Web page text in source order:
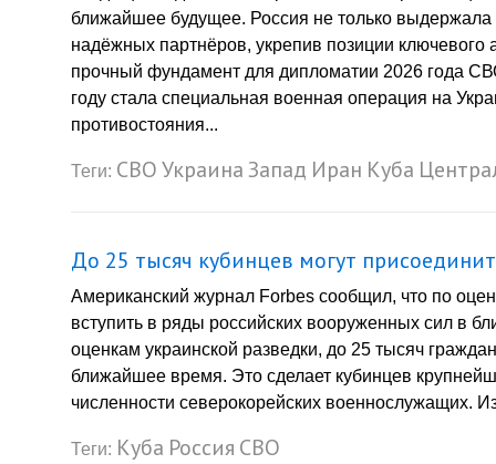
ближайшее будущее. Россия не только
надёжных партнёров, укрепив позиции
прочный фундамент для дипломатии 2026 года
году стала специальная военная операция на
противостояния...
Теги: СВОУкраина Запад Иран Куба
До 25 тысяч кубинцев могут
Американский журнал Forbes сообщил, что по
вступить в ряды российских вооруженных сил в
оценкам украинской разведки, до 25 тысяч
ближайшее время. Это сделает кубинцев
численности северокорейских военнослужащих.
Теги: Куба Россия СВО